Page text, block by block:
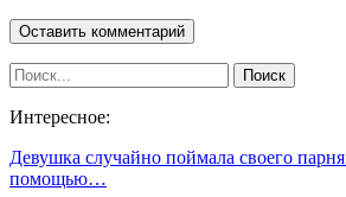
Интересное:
Девушка случайно поймала своего
помощью…